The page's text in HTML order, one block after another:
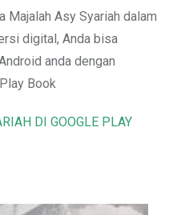
Majalah Asy Syariah dalam
digital, Anda bisa
anda dengan
Book
DI GOOGLE PLAY